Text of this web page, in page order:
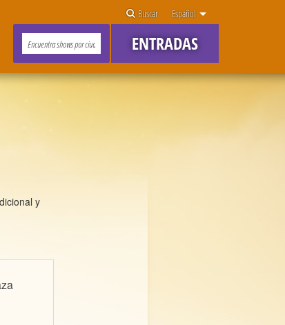
Español
Buscar
ENTRADAS
y